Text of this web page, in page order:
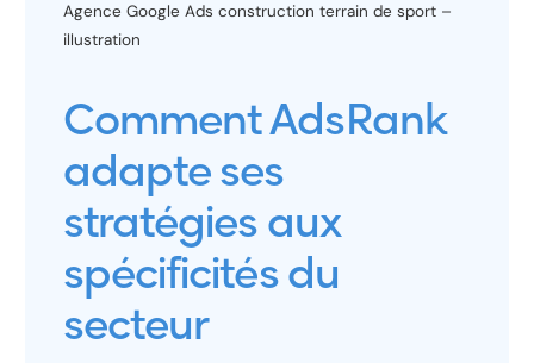
Agence Google Ads construction terrain de sport –
illustration
Comment AdsRank
adapte ses
stratégies aux
spécificités du
secteur